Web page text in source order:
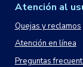
Atención al
Quejas y reclamos
Atención en línea
Preguntas